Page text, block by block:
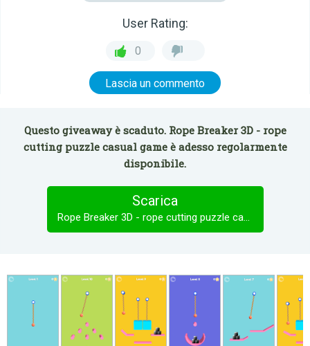
User Rating:
0
Lascia un commento
Questo giveaway è scaduto. Rope Breaker 3D - rope
cutting puzzle casual game è adesso regolarmente
disponibile.
Scarica
Rope Breaker 3D - rope cutting puzzle casual game